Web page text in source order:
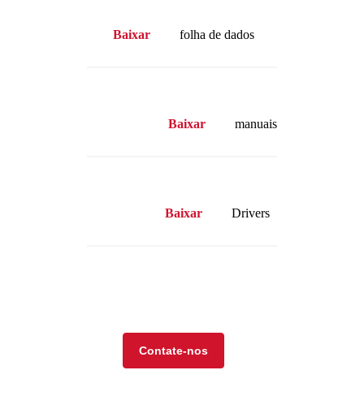
Baixar folha de dados
Baixar manuais
Baixar Drivers
Contate-nos